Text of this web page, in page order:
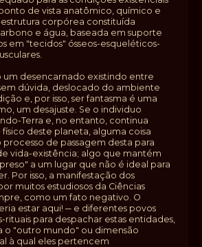
de vista anatômico, químico e
estrutura corpórea constituída
e água, baseada em suporte
em "tecidos" ósseos-esqueléticos-
um desencarnado existindo entre
dúvida, deslocado do ambiente
e, por isso, ser fantasma é uma
um desajuste. Se o individuo
Terra e, no entanto, continua
deste planeta, alguma coisa
de passagem desta para
vida-existência; algo que mantém
a um lugar que não é ideal para
Por isso, a manifestação dos
muitos estudiosos da Ciências
como um fato negativo. O
estar aqui! ─ e diferentes povos
para despachar estas entidades,
o "outro mundo" ou dimensão
à qual eles pertencem